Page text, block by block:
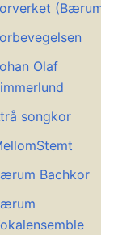
(Bærum)
Olaf
songkor
Bachkor